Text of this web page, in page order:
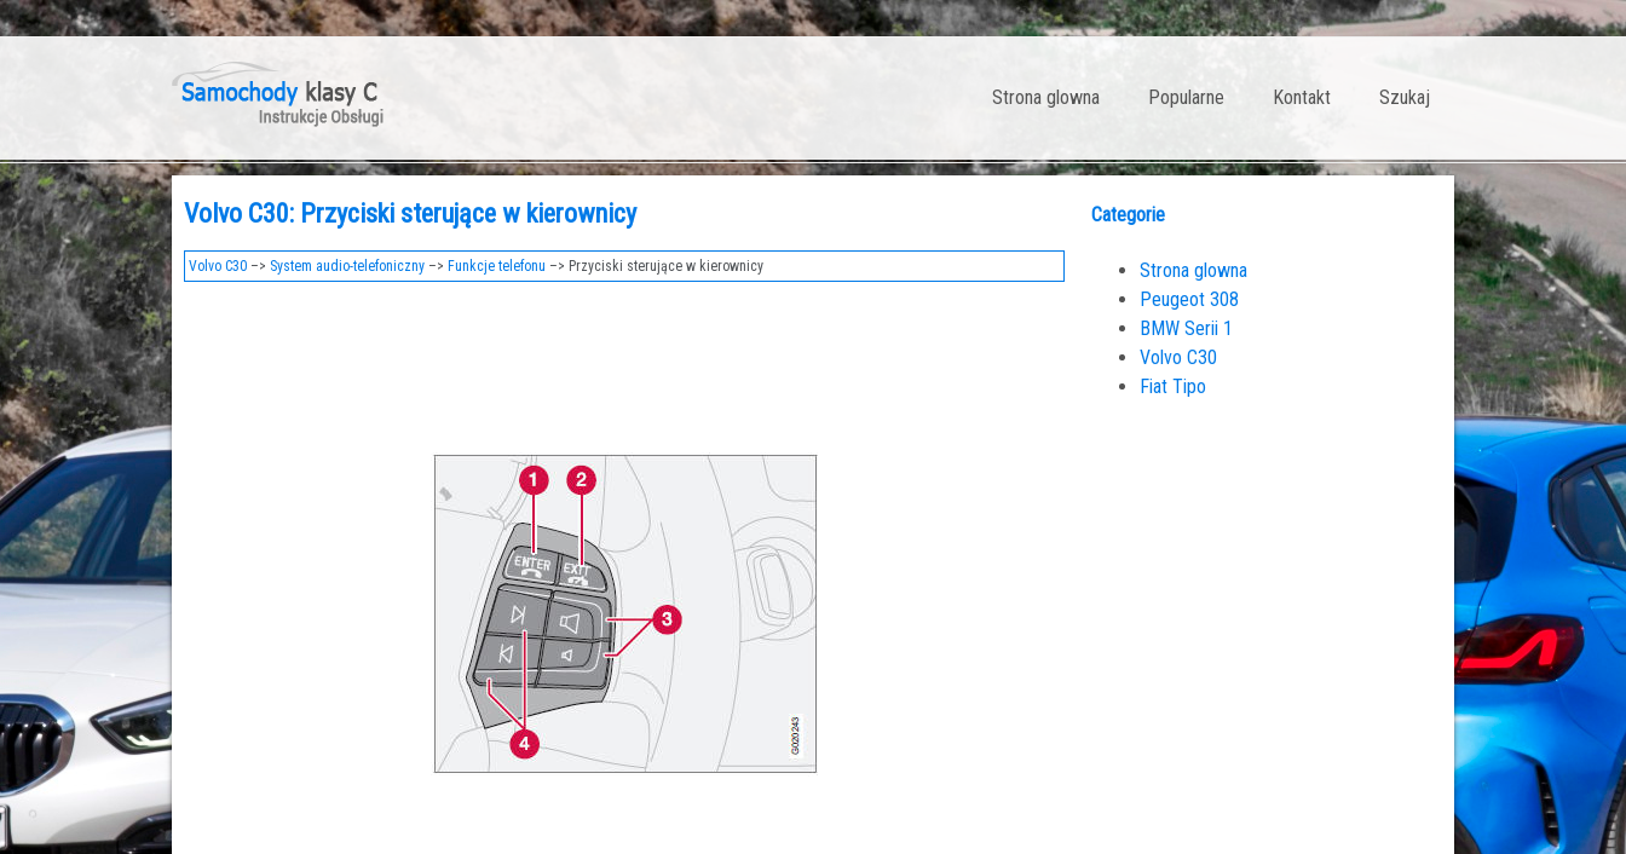
Strona glowna Popularne Kontakt Szukaj
Volvo C30: Przyciski sterujące w kierownicy
Volvo C30 –> System audio-telefoniczny –> Funkcje telefonu –> Przyciski sterujące w kierownicy
Categorie
Strona glowna
Peugeot 308
BMW Serii 1
Volvo C30
Fiat Tipo